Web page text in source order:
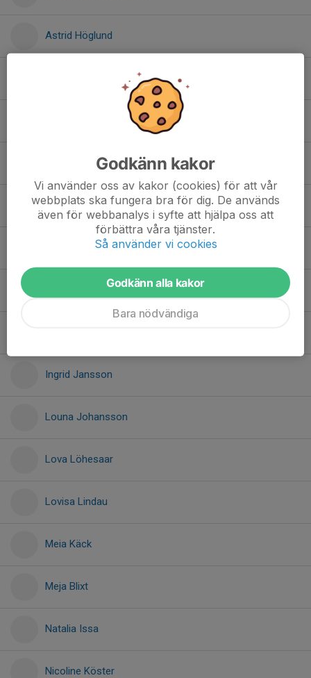
Astrid Höglund
Elin Svantesson
Emelie Wiezell
Enya Strömqvist
Filippa Börjesson
Ingrid Jansson
Louna Johansson
Lova Löhesaar
Lovisa Lindau
Meia Käck
Meja Blixt
Natalia Issa
Nicoline Köster
Godkänn kakor
Vi använder oss av kakor (cookies) för att vår
webbplats ska fungera bra för dig. De används
även för webbanalys i syfte att hjälpa oss att
förbättra våra tjänster.
Så använder vi cookies
Godkänn alla kakor
Bara nödvändiga